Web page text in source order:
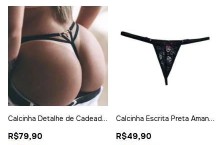
Calcinha Detalhe de Cadeado
R$79,90
Calcinha Escrita Preta Amante
R$49,90